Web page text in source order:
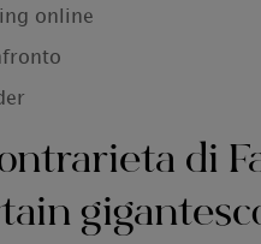
online
di